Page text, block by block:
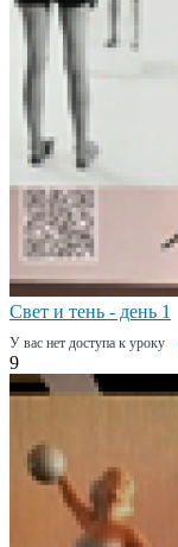
Свет и тень - день 1
У вас нет доступа к уроку
9